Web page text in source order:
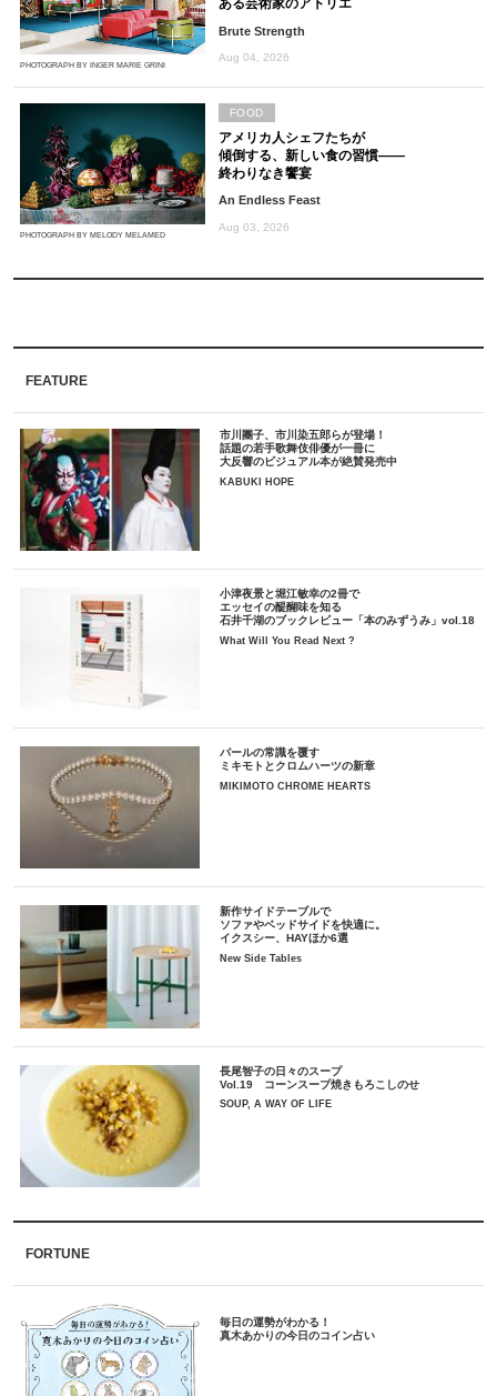
PHOTOGRAPH BY INGER MARIE GRINI
ある芸術家のアトリエ
Brute Strength
Aug 04, 2026
PHOTOGRAPH BY MELODY MELAMED
アメリカ人シェフたちが
傾倒する、新しい食の習慣――
終わりなき饗宴
An Endless Feast
Aug 03, 2026
FOOD
FEATURE
市川團子、市川染五郎らが登場！
話題の若手歌舞伎俳優が一冊に
大反響のビジュアル本が絶賛発売中
KABUKI HOPE
小津夜景と堀江敏幸の2冊で
エッセイの醍醐味を知る
石井千湖のブックレビュー「本のみずうみ」vol.18
What Will You Read Next ?
パールの常識を覆す
ミキモトとクロムハーツの新章
MIKIMOTO CHROME HEARTS
新作サイドテーブルで
ソファやベッドサイドを快適に。
イクスシー、HAYほか6選
New Side Tables
長尾智子の日々のスープ
Vol.19 コーンスープ焼きもろこしのせ
SOUP, A WAY OF LIFE
FORTUNE
毎日の運勢がわかる！